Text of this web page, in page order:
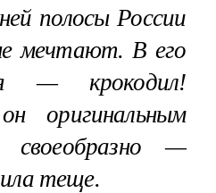
полосы России
мечтают. В его
— крокодил!
оригинальным
—
теще.